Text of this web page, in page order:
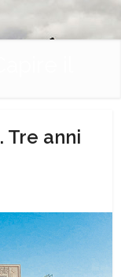
Tre anni